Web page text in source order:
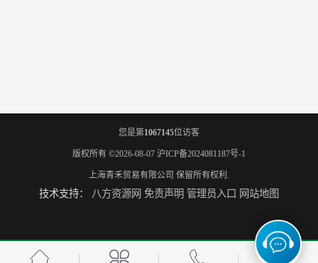
您是第1067145位访客
版权所有 ©2026-08-07 沪ICP备2024081187号-1
上海青禾贸易有限公司 保留所有权利.
技术支持： 八方资源网 免责声明 管理员入口 网站地图